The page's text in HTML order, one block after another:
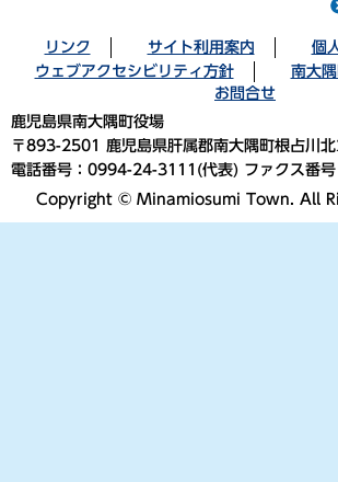
リンク サイト利用案内
個
ウェブアクセシビリティ方針
南大
お問合せ
鹿児島県南大隅町役場
〒893-2501 鹿児島県肝属郡南大隅町根占川
電話番号：0994-24-3111(代表) ファクス番
Copyright © Minamiosumi Town. All